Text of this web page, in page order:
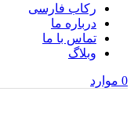
رکاب فارسی
درباره ما
تماس با ما
وبلاگ
0 موارد